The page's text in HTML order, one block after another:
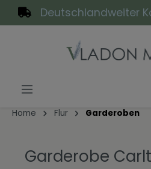
springenDeutschlandweiter
Home Flur Garderoben
Garderobe